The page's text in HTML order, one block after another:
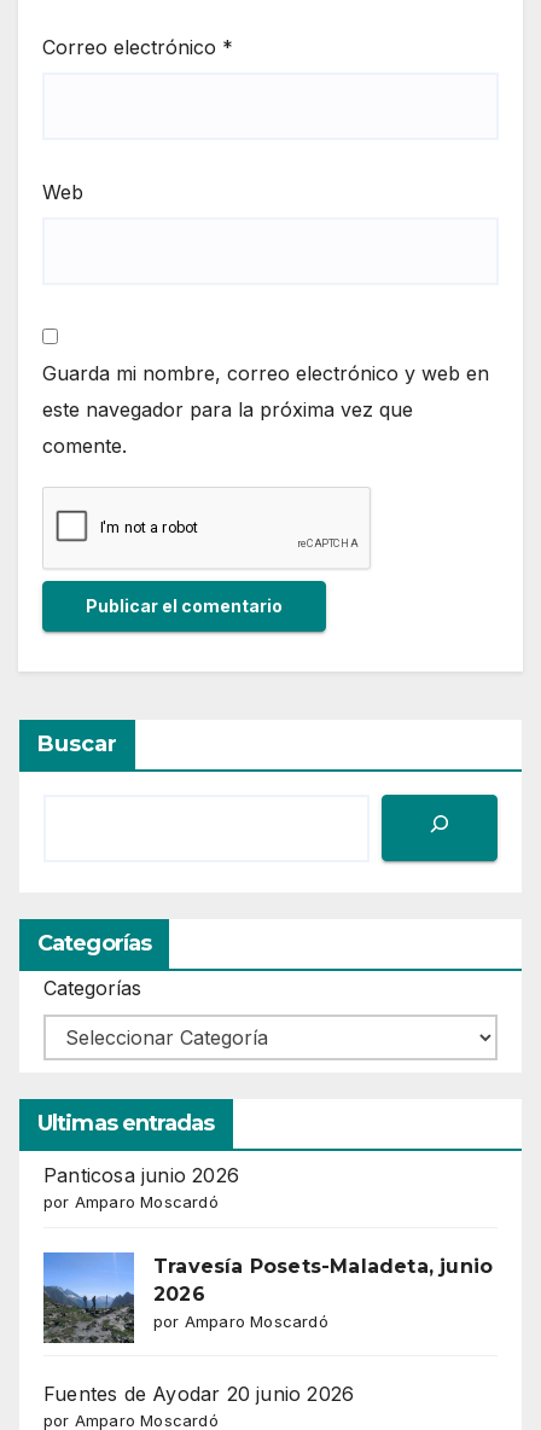
Correo electrónico *
Web
Guarda mi nombre, correo electrónico y web en
este navegador para la próxima vez que
comente.
Buscar
Categorías
Categorías
Ultimas entradas
Panticosa junio 2026
por Amparo Moscardó
Travesía Posets-Maladeta, junio
2026
por Amparo Moscardó
Fuentes de Ayodar 20 junio 2026
por Amparo Moscardó